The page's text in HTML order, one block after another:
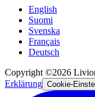
English
Suomi
Svenska
Français
Deutsch
Copyright ©2026
Erklärung Cookie-